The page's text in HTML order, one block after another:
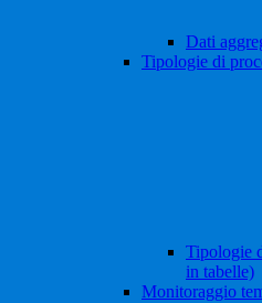
Dati
Tipologie di
Tipologie
in tabelle)
Monitoraggio